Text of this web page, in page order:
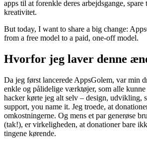
apps til at forenkle deres arbejdsgange,
kreativitet.
But today, I want to share a big change:
from a free model to a paid, one-off model.
Hvorfor jeg laver denne
Da jeg først lancerede AppsGolem, var min
enkle og pålidelige værktøjer, som alle
hacker kørte jeg alt selv – design, udvikling,
support, you name it. Jeg troede, at
omkostningerne. Og mens et par generøse
(tak!), er virkeligheden, at donationer bare
tingene kørende.